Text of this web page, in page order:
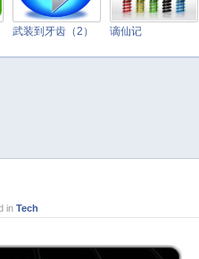
武装到牙齿（2） 谪仙记
in Tech